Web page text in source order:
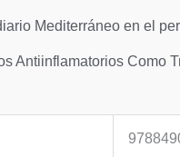
Mediterráneo en el
Antiinflamatorios Como